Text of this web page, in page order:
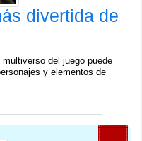
divertida de
del juego puede
y elementos de